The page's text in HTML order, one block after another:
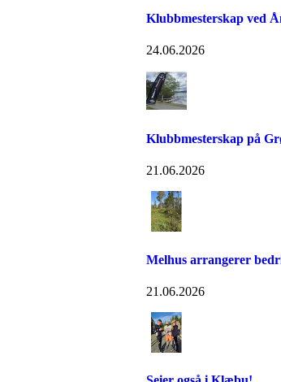
Klubbmesterskap ved
24.06.2026
Klubbmesterskap på
21.06.2026
Melhus arrangerer
21.06.2026